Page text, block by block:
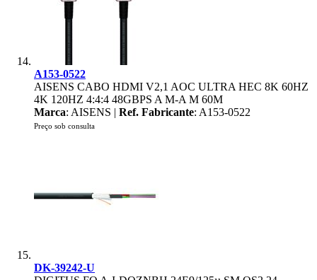
A153-0522
AISENS CABO HDMI V2,1 AOC ULTRA HEC 8K 60HZ
4K 120HZ 4:4:4 48GBPS A M-A M 60M
Marca: AISENS | Ref. Fabricante: A153-0522
Preço sob consulta
DK-39242-U